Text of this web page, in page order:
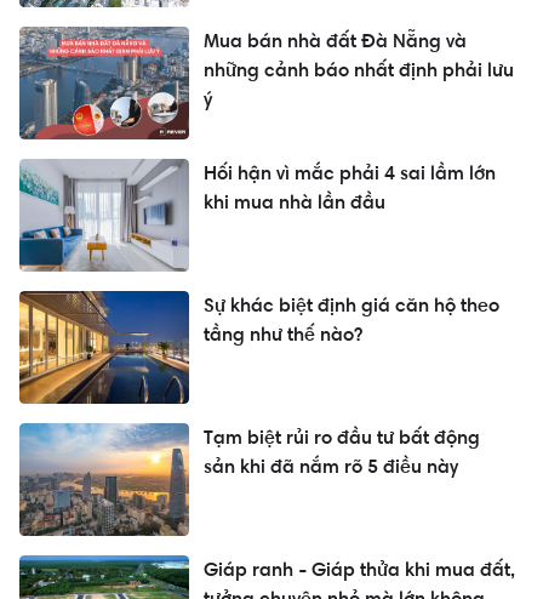
Mua bán nhà đất Đà Nẵng và
những cảnh báo nhất định phải lưu
ý
Hối hận vì mắc phải 4 sai lầm lớn
khi mua nhà lần đầu
Sự khác biệt định giá căn hộ theo
tầng như thế nào?
Tạm biệt rủi ro đầu tư bất động
sản khi đã nắm rõ 5 điều này
Giáp ranh - Giáp thửa khi mua đất,